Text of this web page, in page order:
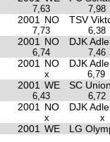
7,63 7,98
2001 NO TSV
7,73 6,38
2001 NO DJK
6,74 7,46
2001 NO DJK
x 6,79
2001 WE SC
6,43 6,72
2001 NO DJK
x x
2001 WE LG